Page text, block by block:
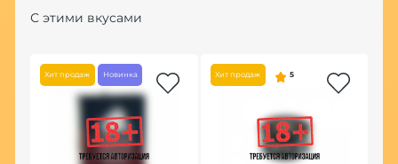
С этими вкусами
Хит продаж Новинка Хит продаж 5